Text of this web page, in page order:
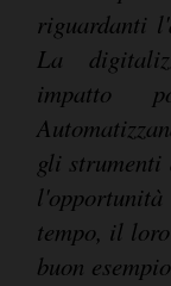
riguardanti
La
impatto
gli
tempo, il
buon